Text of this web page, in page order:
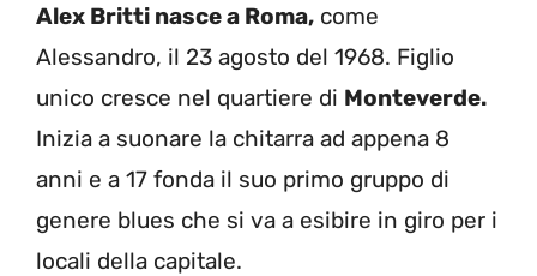
Alex Britti nasce a Roma, come
Alessandro, il 23 agosto del 1968. Figlio
unico cresce nel quartiere di Monteverde.
Inizia a suonare la chitarra ad appena 8
anni e a 17 fonda il suo primo gruppo di
genere blues che si va a esibire in giro per i
locali della capitale.